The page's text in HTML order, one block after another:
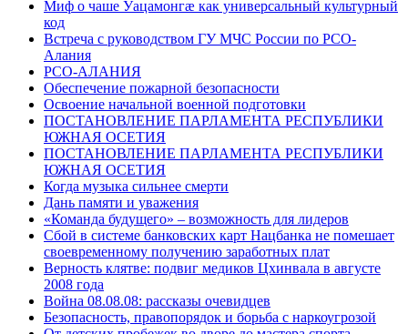
Миф о чаше Уацамонгæ как универсальный культурный
код
Встреча с руководством ГУ МЧС России по РСО-
Алания
РСО-АЛАНИЯ
Обеспечение пожарной безопасности
Освоение начальной военной подготовки
ПОСТАНОВЛЕНИЕ ПАРЛАМЕНТА РЕСПУБЛИКИ
ЮЖНАЯ ОСЕТИЯ
ПОСТАНОВЛЕНИЕ ПАРЛАМЕНТА РЕСПУБЛИКИ
ЮЖНАЯ ОСЕТИЯ
Когда музыка сильнее смерти
Дань памяти и уважения
«Команда будущего» – возможность для лидеров
Сбой в системе банковских карт Нацбанка не помешает
своевременному получению заработных плат
Верность клятве: подвиг медиков Цхинвала в августе
2008 года
Война 08.08.08: рассказы очевидцев
Безопасность, правопорядок и борьба с наркоугрозой